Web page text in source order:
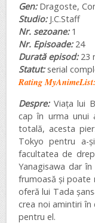
Gen: Dragoste,
Studio:J.C.Staff
Nr. sezoane:1
Nr. Episoade: 24
Durată episod:23
Statut:serial
Rating MyAnimeList:
Despre: Viața lui
cap în urma unui
totală, acesta
Tokyo pentru a-
facultatea de
Yanagisawa dar
frumoasă și poate
oferă lui Tada
crea noi amintiri
pentru el.